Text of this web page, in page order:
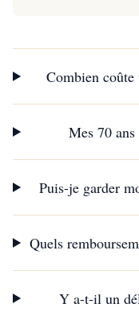
Combien
Mes 70
Puis-je garder
Quels
Y a-t-il un